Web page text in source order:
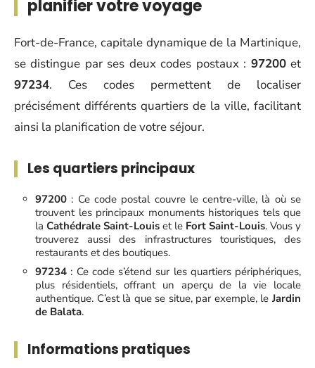
planifier votre voyage
Fort-de-France, capitale dynamique de la Martinique,
se distingue par ses deux codes postaux : 97200et
97234. Ces codes permettent de localiser
précisément différents quartiers de la ville, facilitant
ainsi la planification de votre séjour.
Les quartiers principaux
97200 : Ce code postal couvre le centre-ville, là où se
trouvent les principaux monuments historiques tels que
la Cathédrale Saint-Louis et le Fort Saint-Louis. Vous y
trouverez aussi des infrastructures touristiques, des
restaurants et des boutiques.
97234 : Ce code s’étend sur les quartiers périphériques,
plus résidentiels, offrant un aperçu de la vie locale
authentique. C’est là que se situe, par exemple, le Jardin
de Balata.
Informations pratiques